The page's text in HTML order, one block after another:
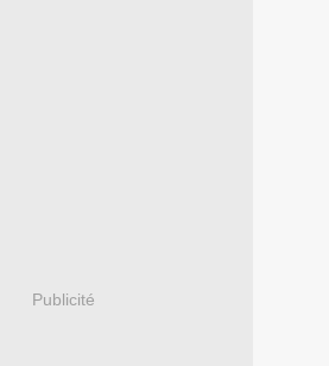
Publicité